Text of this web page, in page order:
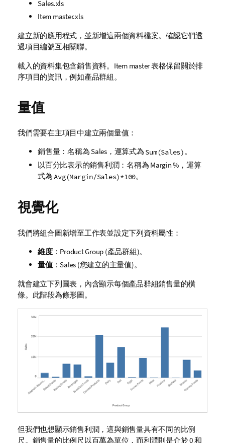
Sales.xls
Item master.xls
建立新的應用程式，並新增這兩個資料檔案。確認它們透
過項目編號互相關聯。
載入的資料集包含銷售資料。 Item master表格保留關於排
序項目的資訊，例如產品群組。
量值
我們需要在主項目中建立兩個量值：
銷售量：名稱為Sales，運算式為 Sum(Sales)。
以百分比表示的銷售利潤：名稱為 Margin % ，運算
式為Avg(Margin/Sales)*100。
視覺化
我們將組合圖新增至工作表並設定下列資料屬性：
維度： Product Group (產品群組)。
量值：Sales (您建立的主量值)。
就會建立下列圖表，內含顯示每個產品群組銷售量的橫
條。此階段為條形圖。
但我們也想顯示銷售利潤，這與銷售量具有不同的比例
尺。銷售量的比例尺以百萬為單位，而利潤則是介於 0 和